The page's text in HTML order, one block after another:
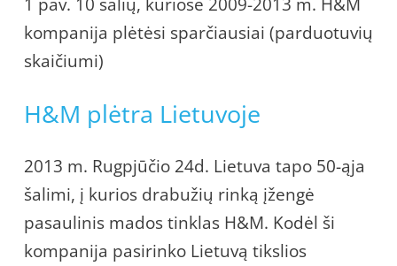
kompanija plėtėsi sparčiausiai (parduotuvių
skaičiumi)
H&M plėtra Lietuvoje
2013 m. Rugpjūčio 24d. Lietuva tapo 50-ąja
šalimi, į kurios drabužių rinką įžengė
pasaulinis mados tinklas H&M. Kodėl ši
kompanija pasirinko Lietuvą tikslios